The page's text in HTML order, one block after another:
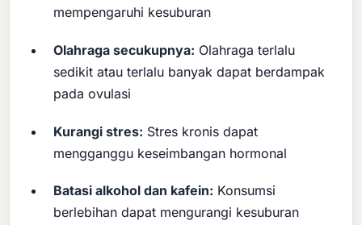
mempengaruhi kesuburan
Olahraga secukupnya: Olahraga terlalu
sedikit atau terlalu banyak dapat berdampak
pada ovulasi
Kurangi stres: Stres kronis dapat
mengganggu keseimbangan hormonal
Batasi alkohol dan kafein: Konsumsi
berlebihan dapat mengurangi kesuburan